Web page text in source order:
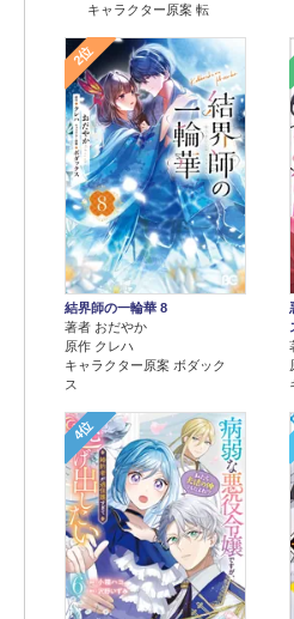
キャラクター原案 転
2位
結界師の一輪華 8
著者 おだやか
原作 クレハ
キャラクター原案 ボダック
ス
4位